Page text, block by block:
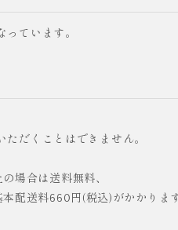
ています。
だくことはできません。
場合は送料無料、
配送料660円(税込)がかかりま